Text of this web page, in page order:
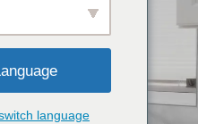
language